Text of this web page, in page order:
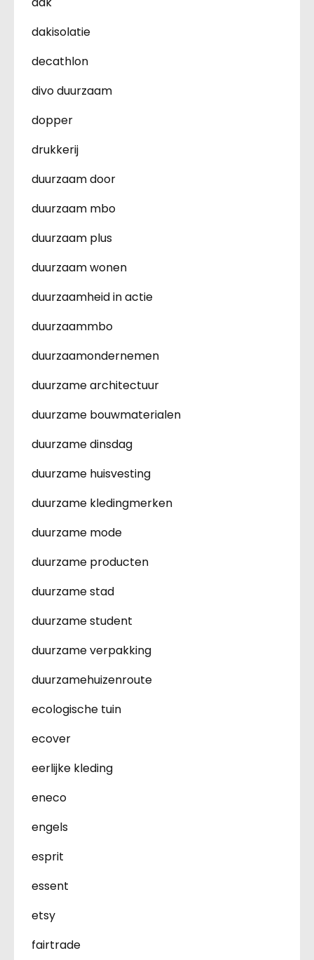
dakisolatie
decathlon
divo duurzaam
dopper
drukkerij
duurzaam door
duurzaam mbo
duurzaam plus
duurzaam wonen
duurzaamheid in actie
duurzaammbo
duurzaamondernemen
duurzame architectuur
duurzame bouwmaterialen
duurzame dinsdag
duurzame huisvesting
duurzame kledingmerken
duurzame mode
duurzame producten
duurzame stad
duurzame student
duurzame verpakking
duurzamehuizenroute
ecologische tuin
ecover
eerlijke kleding
eneco
engels
esprit
essent
etsy
fairtrade